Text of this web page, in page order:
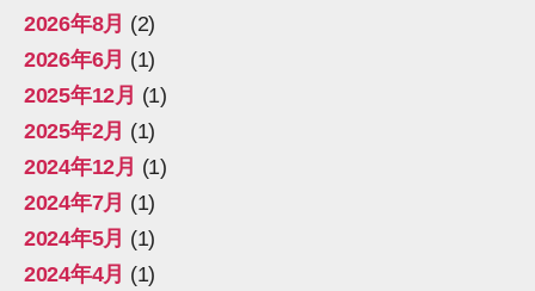
2026年8月 (2)
2026年6月 (1)
2025年12月 (1)
2025年2月 (1)
2024年12月 (1)
2024年7月 (1)
2024年5月 (1)
2024年4月 (1)